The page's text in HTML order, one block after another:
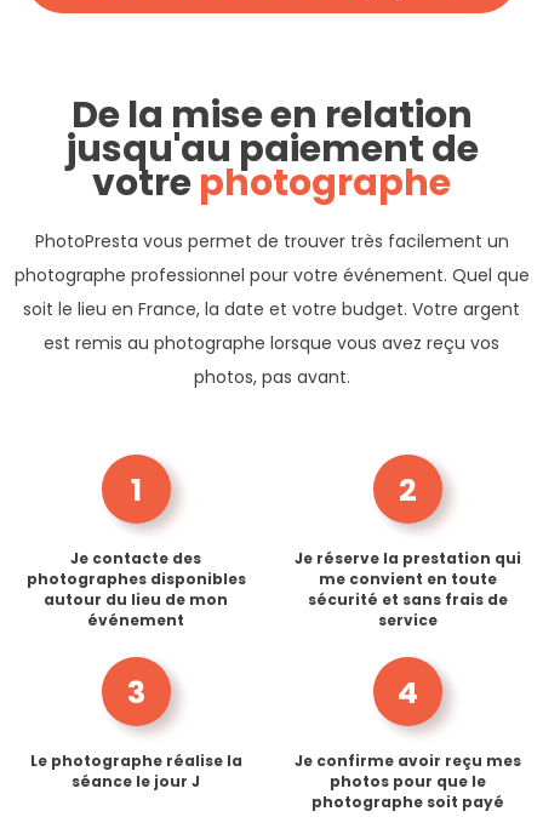
De la mise en relation
jusqu'au paiement de
votrephotographe
PhotoPresta vous permet de trouver très facilement un
photographe professionnel pour votre événement. Quel que
soit le lieu en France, la date et votre budget. Votre argent
est remis au photographe lorsque vous avez reçu vos
photos, pas avant.
1
Je contacte des
photographes disponibles
autour du lieu de mon
événement
2
Je réserve la prestation qui
me convient en toute
sécurité et sans frais de
service
3
Le photographe réalise la
séance le jour J
4
Je confirme avoir reçu mes
photos pour que le
photographe soit payé